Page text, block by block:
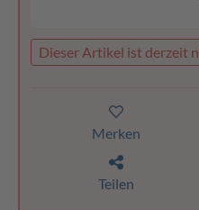
Dieser Artikel ist derzeit
Merken
Teilen